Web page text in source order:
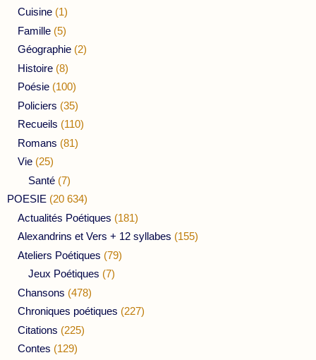
Cuisine (1)
Famille (5)
Géographie (2)
Histoire (8)
Poésie (100)
Policiers (35)
Recueils (110)
Romans (81)
Vie (25)
Santé (7)
POESIE (20 634)
Actualités Poétiques (181)
Alexandrins et Vers + 12 syllabes (155)
Ateliers Poétiques (79)
Jeux Poétiques (7)
Chansons (478)
Chroniques poétiques (227)
Citations (225)
Contes (129)